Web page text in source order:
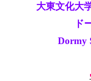
大東文化大
ド
Dormy